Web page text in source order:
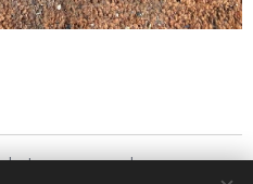
reserverade